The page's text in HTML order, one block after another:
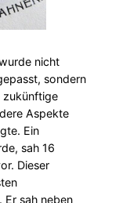
nicht
sondern
zukünftige
Aspekte
Ein
sah 16
Dieser
Er sah neben